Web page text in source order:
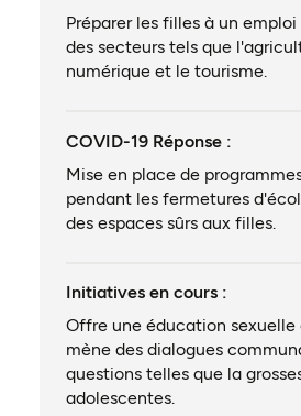
Préparer les filles à un
des secteurs tels que
numérique et le tourisme.
COVID-19 Réponse :
Mise en place de
pendant les fermetures
des espaces sûrs aux filles.
Initiatives en cours :
Offre une éducation
mène des dialogues
questions telles que la
adolescentes.